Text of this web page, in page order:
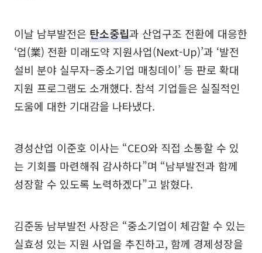
이날 남부발전은 탄소중립과 산업구조 전환에 대응한
‘업(業) 전환 미래도약 지원사업(Next-Up)’과 ‘발전
설비 분야 실무자–중소기업 매칭데이’ 등 판로 확대
지원 프로그램도 소개했다. 참석 기업들은 실질적인
도움에 대한 기대감을 나타냈다.
경성산업 이준호 이사는 “CEO와 직접 소통할 수 있
는 기회를 마련해줘 감사하다”며 “남부발전과 함께
성장할 수 있도록 노력하겠다”고 밝혔다.
김준동 남부발전 사장은 “중소기업이 체감할 수 있는
실효성 있는 지원 사업을 추진하고, 함께 경제성장을